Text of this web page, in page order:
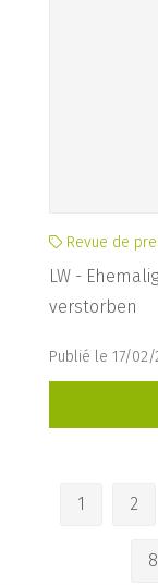
Revue de
LW -
verstorben
Publié le 17/02/
1 2
8